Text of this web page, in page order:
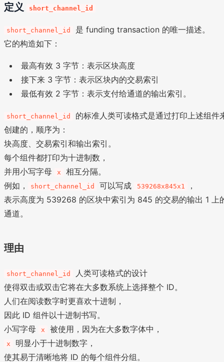
定义 short_channel_id
short_channel_id
是 funding transaction 的唯一描述。
它的构造如下：
最高有效 3 字节：表示区块高度
接下来 3 字节：表示区块内的交易索引
最低有效 2 字节：表示支付给通道的输出索引。
short_channel_id
的标准人类可读格式是通过打印上述组件
创建的，顺序为：
块高度、交易索引和输出索引。
每个组件都打印为十进制数，
并用小写字母
x
相互分隔。
例如，
short_channel_id 可以写成 539268x845x1
，
表示高度为 539268 的区块中索引为 845 的交易的输出 1 上
通道。
理由
short_channel_id
人类可读格式的设计
使得双击或双击它将在大多数系统上选择整个 ID。
人们在阅读数字时更喜欢十进制，
因此 ID 组件以十进制书写。
小写字母
x 被使用，因为在大多数字体中，
x
明显小于十进制数字，
使其易于清晰地将 ID 的每个组件分组。